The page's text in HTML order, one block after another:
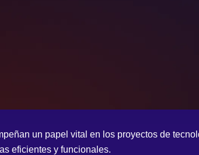
un papel vital en los proyectos de
eficientes y funcionales.